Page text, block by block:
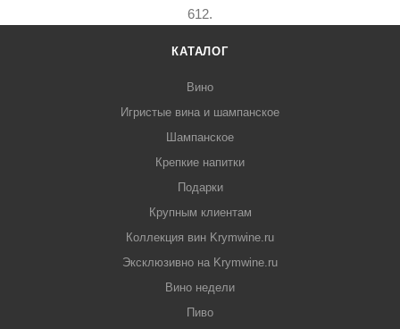
612.
КАТАЛОГ
Вино
Игристые вина и шампанское
Шампанское
Крепкие напитки
Подарки
Крупным клиентам
Коллекция вин Krymwine.ru
Эксклюзивно на Krymwine.ru
Вино недели
Пиво